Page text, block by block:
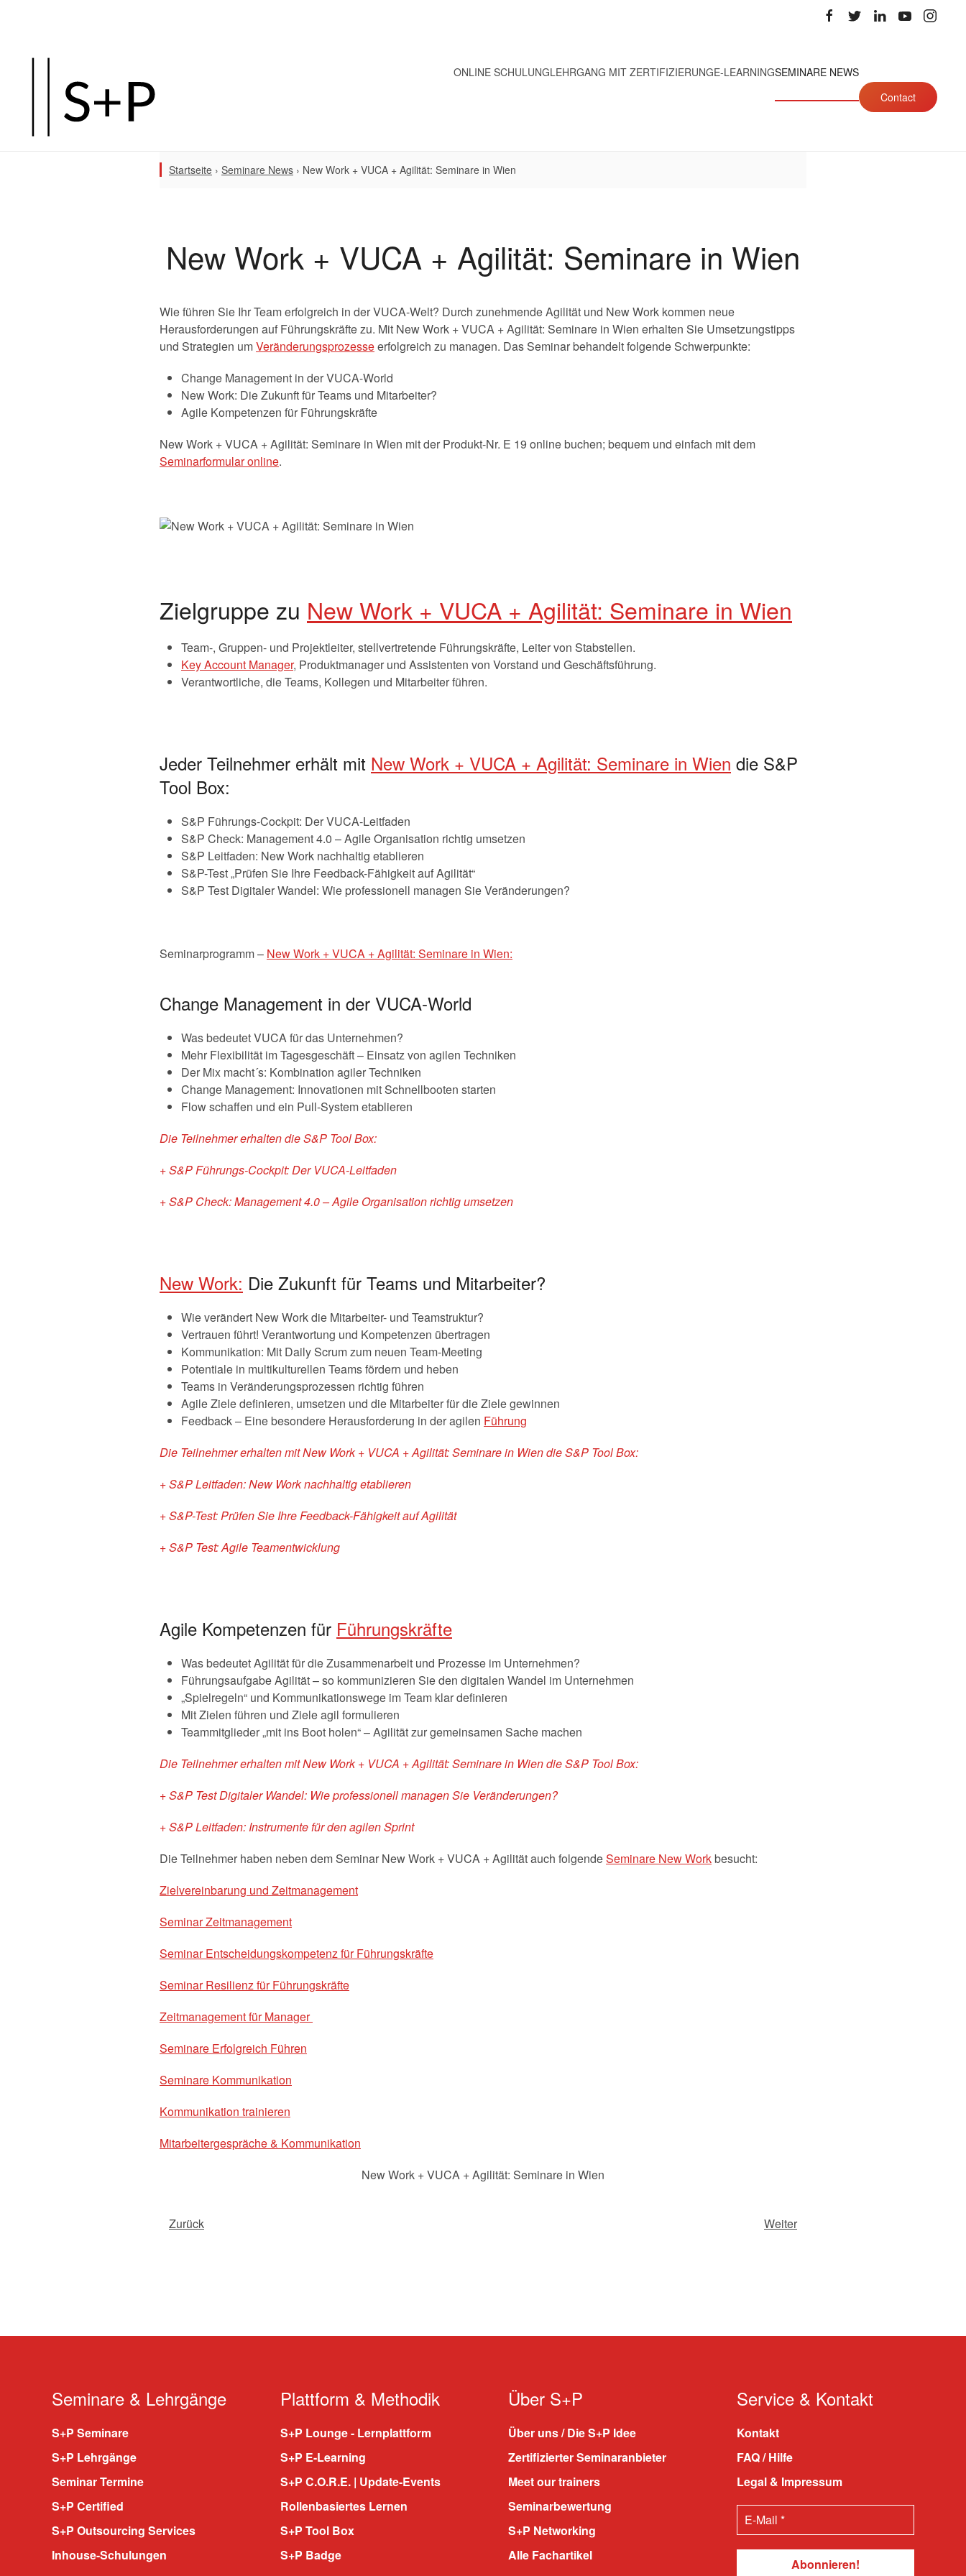
ONLINE SCHULUNGLEHRGANG MIT ZERTIFIZIERUNGE-LEARNINGSEMINARE NEWS
Contact
Startseite › Seminare News › New Work + VUCA + Agilität: Seminare in Wien
New Work + VUCA + Agilität: Seminare in Wien
Wie führen Sie Ihr Team erfolgreich in der VUCA-Welt? Durch zunehmende Agilität und New Work kommen neue
Herausforderungen auf Führungskräfte zu. Mit New Work + VUCA + Agilität: Seminare in Wien erhalten Sie Umsetzungstipps
und Strategien umVeränderungsprozesseerfolgreich zu managen. Das Seminar behandelt folgende Schwerpunkte:
Change Management in der VUCA-World
New Work: Die Zukunft für Teams und Mitarbeiter?
Agile Kompetenzen für Führungskräfte
New Work + VUCA + Agilität: Seminare in Wien mit der Produkt-Nr. E 19 online buchen; bequem und einfach mit dem
Seminarformular online.
Zielgruppe zu New Work + VUCA + Agilität: Seminare in Wien
Team-, Gruppen- und Projektleiter, stellvertretende Führungskräfte, Leiter von Stabstellen.
Key Account Manager, Produktmanager und Assistenten von Vorstand und Geschäftsführung.
Verantwortliche, die Teams, Kollegen und Mitarbeiter führen.
Jeder Teilnehmer erhält mit New Work + VUCA + Agilität: Seminare in Wien die S&P
Tool Box:
S&P Führungs-Cockpit: Der VUCA-Leitfaden
S&P Check: Management 4.0 – Agile Organisation richtig umsetzen
S&P Leitfaden: New Work nachhaltig etablieren
S&P-Test „Prüfen Sie Ihre Feedback-Fähigkeit auf Agilität“
S&P Test Digitaler Wandel: Wie professionell managen Sie Veränderungen?
Seminarprogramm – New Work + VUCA + Agilität: Seminare in Wien:
Change Management in der VUCA-World
Was bedeutet VUCA für das Unternehmen?
Mehr Flexibilität im Tagesgeschäft – Einsatz von agilen Techniken
Der Mix macht´s: Kombination agiler Techniken
Change Management: Innovationen mit Schnellbooten starten
Flow schaffen und ein Pull-System etablieren
Die Teilnehmer erhalten die S&P Tool Box:
+ S&P Führungs-Cockpit: Der VUCA-Leitfaden
+ S&P Check: Management 4.0 – Agile Organisation richtig umsetzen
New Work: Die Zukunft für Teams und Mitarbeiter?
Wie verändert New Work die Mitarbeiter- und Teamstruktur?
Vertrauen führt! Verantwortung und Kompetenzen übertragen
Kommunikation: Mit Daily Scrum zum neuen Team-Meeting
Potentiale in multikulturellen Teams fördern und heben
Teams in Veränderungsprozessen richtig führen
Agile Ziele definieren, umsetzen und die Mitarbeiter für die Ziele gewinnen
Feedback – Eine besondere Herausforderung in der agilen Führung
Die Teilnehmer erhalten mit New Work + VUCA + Agilität: Seminare in Wien die S&P Tool Box:
+ S&P Leitfaden: New Work nachhaltig etablieren
+ S&P-Test: Prüfen Sie Ihre Feedback-Fähigkeit auf Agilität
+ S&P Test: Agile Teamentwicklung
Agile Kompetenzen für Führungskräfte
Was bedeutet Agilität für die Zusammenarbeit und Prozesse im Unternehmen?
Führungsaufgabe Agilität – so kommunizieren Sie den digitalen Wandel im Unternehmen
„Spielregeln“ und Kommunikationswege im Team klar definieren
Mit Zielen führen und Ziele agil formulieren
Teammitglieder „mit ins Boot holen“ – Agilität zur gemeinsamen Sache machen
Die Teilnehmer erhalten mit New Work + VUCA + Agilität: Seminare in Wien die S&P Tool Box:
+ S&P Test Digitaler Wandel: Wie professionell managen Sie Veränderungen?
+ S&P Leitfaden: Instrumente für den agilen Sprint
Die Teilnehmer haben neben dem Seminar New Work + VUCA + Agilität auch folgendeSeminare New Workbesucht:
Zielvereinbarung und Zeitmanagement
Seminar Zeitmanagement
Seminar Entscheidungskompetenz für Führungskräfte
Seminar Resilienz für Führungskräfte
Zeitmanagement für Manager
Seminare Erfolgreich Führen
Seminare Kommunikation
Kommunikation trainieren
Mitarbeitergespräche & Kommunikation
New Work + VUCA + Agilität: Seminare in Wien
Zurück Weiter
Seminare & Lehrgänge
S+P Seminare
S+P Lehrgänge
Seminar Termine
S+P Certified
S+P Outsourcing Services
Inhouse-Schulungen
Plattform & Methodik
S+P Lounge - Lernplattform
S+P E-Learning
S+P C.O.R.E. | Update-Events
Rollenbasiertes Lernen
S+P Tool Box
S+P Badge
Über S+P
Über uns / Die S+P Idee
Zertifizierter Seminaranbieter
Meet our trainers
Seminarbewertung
S+P Networking
Alle Fachartikel
Service & Kontakt
Kontakt
FAQ / Hilfe
Legal & Impressum